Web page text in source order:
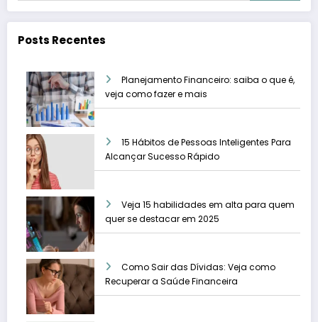
Posts Recentes
Planejamento Financeiro: saiba o que é,
veja como fazer e mais
15 Hábitos de Pessoas Inteligentes Para
Alcançar Sucesso Rápido
Veja 15 habilidades em alta para quem
quer se destacar em 2025
Como Sair das Dívidas: Veja como
Recuperar a Saúde Financeira